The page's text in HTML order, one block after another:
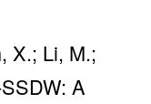
Li, M.;
A